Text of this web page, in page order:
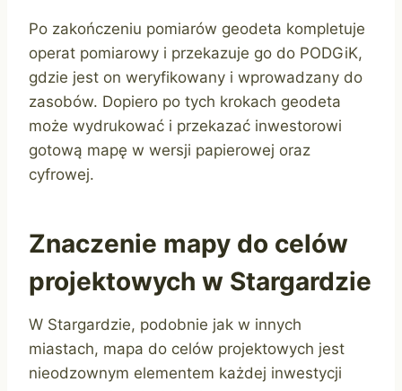
Po zakończeniu pomiarów geodeta kompletuje
operat pomiarowy i przekazuje go do PODGiK,
gdzie jest on weryfikowany i wprowadzany do
zasobów. Dopiero po tych krokach geodeta
może wydrukować i przekazać inwestorowi
gotową mapę w wersji papierowej oraz
cyfrowej.
Znaczenie mapy do celów
projektowych w Stargardzie
W Stargardzie, podobnie jak w innych
miastach, mapa do celów projektowych jest
nieodzownym elementem każdej inwestycji